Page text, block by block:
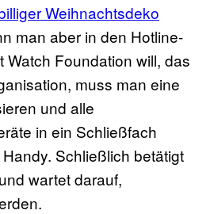
Weihnachtsdeko
man aber in den Hotline-
Watch Foundation will, das
muss man eine
und alle
in ein Schließfach
Schließlich betätigt
wartet darauf,